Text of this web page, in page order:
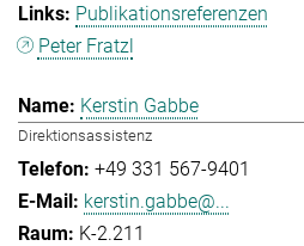
Publikationsreferenzen
Peter Fratzl
Kerstin Gabbe
Direktionsassistenz
+49 331 567-9401
kerstin.gabbe@...
K-2.211